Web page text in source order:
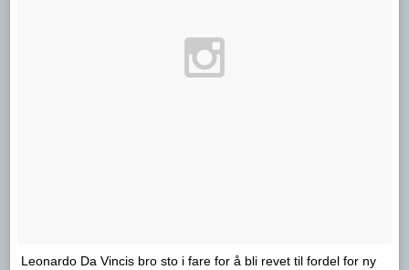
Leonardo Da Vincis bro sto i fare for å bli revet til fordel for ny